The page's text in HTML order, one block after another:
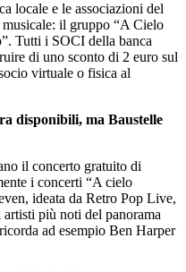
locale e le associazioni del
il gruppo “A Cielo
Tutti i SOCI della banca
di uno sconto di 2 euro sul
virtuale o fisica al
disponibili, ma Baustelle
il concerto gratuito di
i concerti “A cielo
ideata da Retro Pop Live,
più noti del panorama
ad esempio Ben Harper